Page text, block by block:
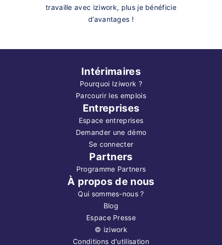
travaille avec iziwork, plus je bénéficie
d’avantages !
Intérimaires
Pourquoi Iziwork ?
Parcourir les emplois
Entreprises
Espace entreprises
Demander une démo
Se connecter
Partners
Programme Partners
À propos de nous
Qui sommes-nous ?
Blog
Espace Presse
© iziwork
Conditions d'utilisation